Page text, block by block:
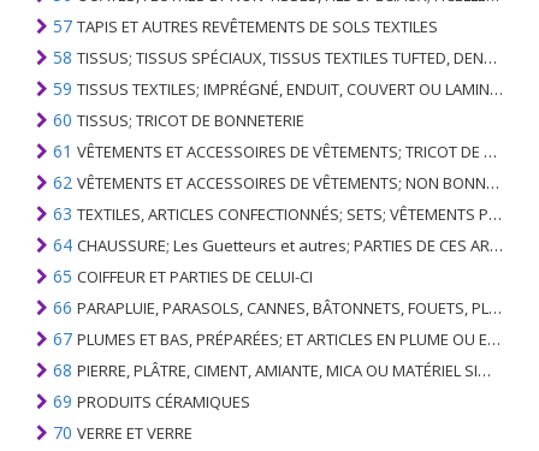
57 TAPIS ET AUTRES REVÊTEMENTS DE SOLS TEXTILES
58 TISSUS; TISSUS SPÉCIAUX, TISSUS TEXTILES TUFTED, DENTELLE, TAPISSERIES, GARNITURES, BRODERIES
59 TISSUS TEXTILES; IMPRÉGNÉ, ENDUIT, COUVERT OU LAMINÉ; ARTICLES TEXTILES D'UN TYPE ADAPTÉ À L'USAGE INDUSTRIEL
60 TISSUS; TRICOT DE BONNETERIE
61 VÊTEMENTS ET ACCESSOIRES DE VÊTEMENTS; TRICOT DE BONNETERIE
62 VÊTEMENTS ET ACCESSOIRES DE VÊTEMENTS; NON BONNETERIE
63 TEXTILES, ARTICLES CONFECTIONNÉS; SETS; VÊTEMENTS PORTÉS ET ARTICLES TEXTILES USÉS; RAGS
64 CHAUSSURE; Les Guetteurs et autres; PARTIES DE CES ARTICLES
65 COIFFEUR ET PARTIES DE CELUI-CI
66 PARAPLUIE, PARASOLS, CANNES, BÂTONNETS, FOUETS, PLANTES DE CONDUITE; ET LEURS PARTIES
67 PLUMES ET BAS, PRÉPARÉES; ET ARTICLES EN PLUME OU EN BAS; FLEURS ARTIFICIELLES; ARTICLES DE CHEVEUX HUMAINS
68 PIERRE, PLÂTRE, CIMENT, AMIANTE, MICA OU MATÉRIEL SIMILAIRE; ARTICLES DE CELUI-CI
69 PRODUITS CÉRAMIQUES
70 VERRE ET VERRE